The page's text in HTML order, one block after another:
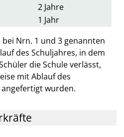
2 Jahre
1 Jahr
Nrn. 1 und 3 genannten
des Schuljahres, in dem
die Schule verlässt,
mit Ablauf des
wurden.